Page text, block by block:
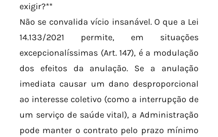
exigir?**
Não se convalida vício insanável. O que a Lei
14.133/2021 permite, em situações
excepcionalíssimas (Art. 147), é a modulação
dos efeitos da anulação. Se a anulação
imediata causar um dano desproporcional
ao interesse coletivo (como a interrupção de
um serviço de saúde vital), a Administração
pode manter o contrato pelo prazo mínimo